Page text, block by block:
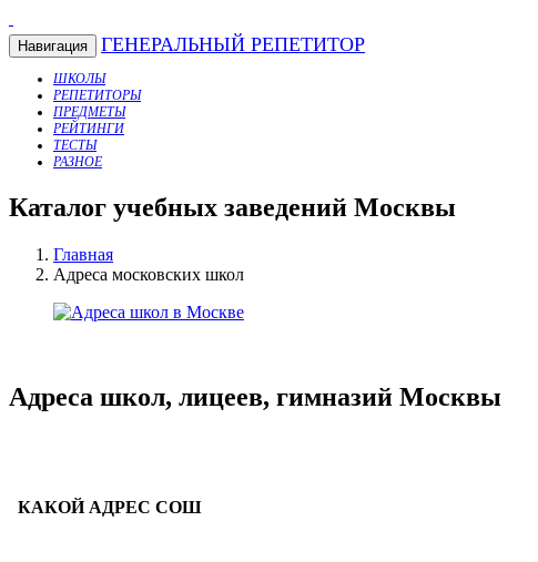
Навигация ГЕНЕРАЛЬНЫЙ РЕПЕТИТОР
ШКОЛЫ
РЕПЕТИТОРЫ
ПРЕДМЕТЫ
РЕЙТИНГИ
ТЕСТЫ
РАЗНОЕ
Каталог учебных заведений Москвы
Главная
Адреса московских школ
Адреса школ, лицеев, гимназий Москвы
КАКОЙ АДРЕС СОШ